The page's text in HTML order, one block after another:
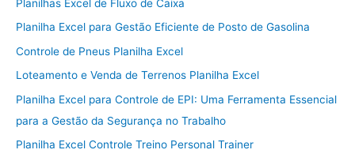
Planilhas Excel de Fluxo de Caixa
Planilha Excel para Gestão Eficiente de Posto de Gasolina
Controle de Pneus Planilha Excel
Loteamento e Venda de Terrenos Planilha Excel
Planilha Excel para Controle de EPI: Uma Ferramenta Essencial
para a Gestão da Segurança no Trabalho
Planilha Excel Controle Treino Personal Trainer